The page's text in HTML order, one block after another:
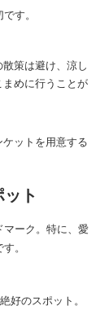
す。
策は避け、涼し
めに行うことが
ットを用意する
ト
ーク。特に、愛
。
好のスポット。